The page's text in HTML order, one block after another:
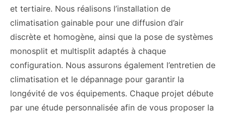
et tertiaire. Nous réalisons l’installation de
climatisation gainable pour une diffusion d’air
discrète et homogène, ainsi que la pose de systèmes
monosplit et multisplit adaptés à chaque
configuration. Nous assurons également l’entretien de
climatisation et le dépannage pour garantir la
longévité de vos équipements. Chaque projet débute
par une étude personnalisée afin de vous proposer la